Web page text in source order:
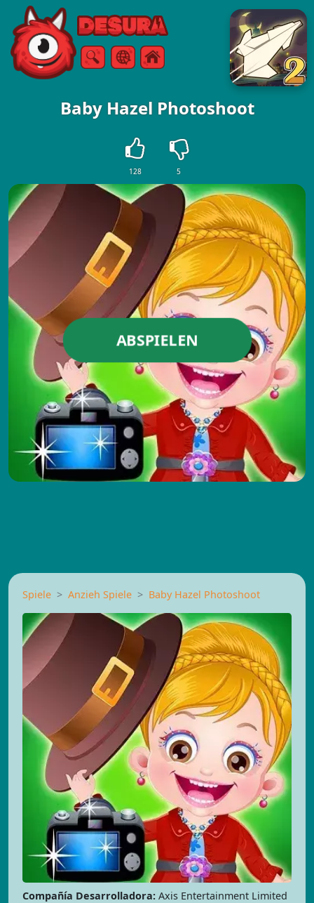
Free Online Games
SucheSpeisekarte
Baby Hazel Photoshoot
128 5
ABSPIELEN
Spiele Anzieh Spiele Baby Hazel Photoshoot
Compañía Desarrolladora: Axis Entertainment Limited